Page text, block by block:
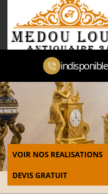
indisponible
VOIR NOS REALISATIONS
DEVIS GRATUIT